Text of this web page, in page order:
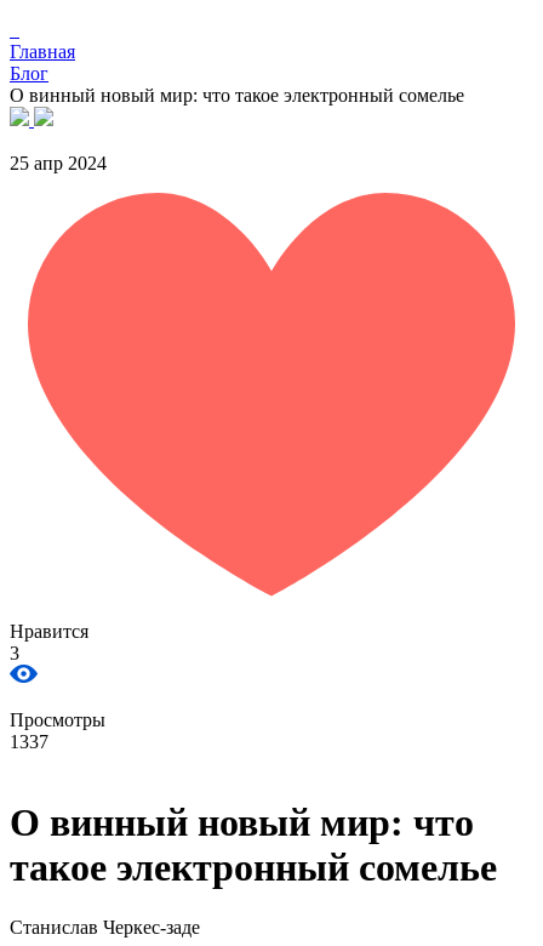
Главная
Блог
О винный новый мир: что такое электронный сомелье
25 апр 2024
Нравится
3
Просмотры
1337
О винный новый мир: что
такое электронный сомелье
Станислав Черкес-заде